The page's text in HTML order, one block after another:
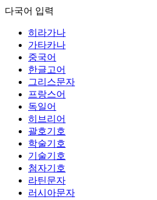
다국어 입력
히라가나
가타카나
중국어
한글고어
그리스문자
프랑스어
독일어
히브리어
괄호기호
학술기호
기술기호
첨자기호
라틴문자
러시아문자